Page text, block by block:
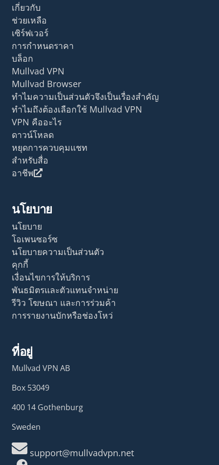
เกี่ยวกับ
ช่วยเหลือ
เซิร์ฟเวอร์
การกำหนดราคา
บล็อก
Mullvad VPN
Mullvad Browser
ทำไมความเป็นส่วนตัวจึงเป็นเรื่องสำคัญ
ทำไมถึงต้องเลือกใช้ Mullvad VPN
VPN คืออะไร
ดาวน์โหลด
หยุดการควบคุมแชท
สำหรับสื่อ
อาชีพ
นโยบาย
นโยบาย
โอเพนซอร์ซ
นโยบายความเป็นส่วนตัว
คุกกี้
เงื่อนไขการให้บริการ
พันธมิตรและตัวแทนจำหน่าย
รีวิว โฆษณา และการร่วมค้า
การรายงานบักหรือช่องโหว่
ที่อยู่
Mullvad VPN AB
Box 53049
400 14 Gothenburg
Sweden
support@mullvadvpn.net